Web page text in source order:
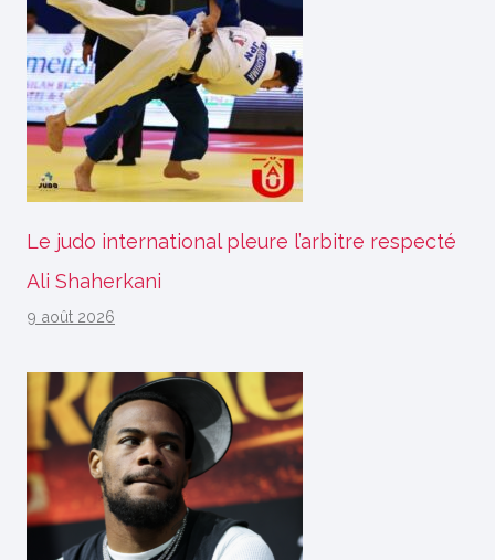
Le judo international pleure l’arbitre respecté
Ali Shaherkani
9 août 2026